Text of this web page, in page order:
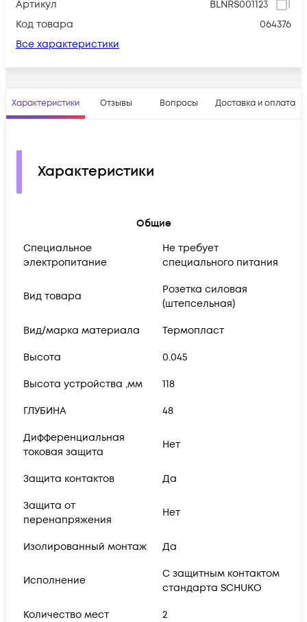
Артикул
BLNRS001123
Код товара
064376
Все характеристики
Характеристики Отзывы Вопросы Доставка и оплата
Характеристики
Общие
Cпециальное
электропитание
Не требует
специального питания
Вид товара
Розетка силовая
(штепсельная)
Вид/марка материала Термопласт
Высота 0.045
Высота устройства ,мм 118
ГЛУБИНА 48
Дифференциальная
токовая защита
Нет
Защита контактов Да
Защита от
перенапряжения
Нет
Изолированный монтаж Да
Исполнение
С защитным контактом
стандарта SCHUKO
Количество мест 2